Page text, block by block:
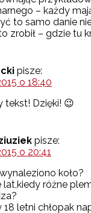
– każdy
to samo danie
zrobił – gdzie tu
pisze:
o 18:40
tekst! Dzięki! 😉
pisze:
o 20:41
koło?
lat,kiedy różne
letni chłopak